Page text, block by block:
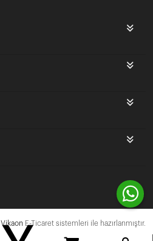
Vikaon E-Ticaret sistemleri ile hazırlanmıştır.